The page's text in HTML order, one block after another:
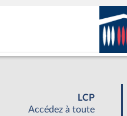
LCP
Accédez à toute